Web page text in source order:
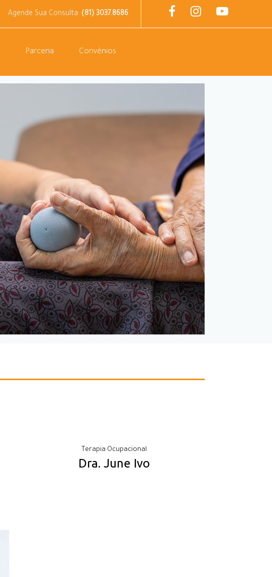
Agende Sua Consulta: (81) 3037.8686
Parceria Convênios
Terapia Ocupacional
Dra. June Ivo